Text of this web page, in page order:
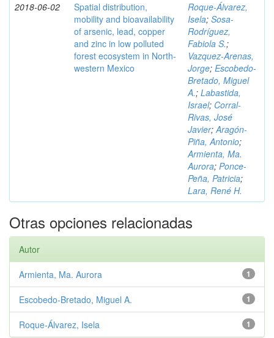
2018-06-02
Spatial distribution,
mobility and bioavailability
of arsenic, lead, copper
and zinc in low polluted
forest ecosystem in North-
western Mexico
Roque-Álvarez,
Isela; Sosa-
Rodríguez,
Fabiola S.;
Vazquez-Arenas,
Jorge; Escobedo-
Bretado, Miguel
A.; Labastida,
Israel; Corral-
Rivas, José
Javier;Aragón-
Piña, Antonio;
Armienta, Ma.
Aurora; Ponce-
Peña, Patricia;
Lara, René H.
Otras opciones relacionadas
Autor
1
Armienta, Ma. Aurora
1
Escobedo-Bretado, Miguel A.
1
Roque-Álvarez, Isela